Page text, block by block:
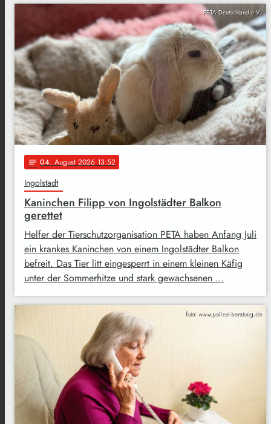
PETA Deutschland e.V.
notes 04. August 2026 13:52
Ingolstadt
Kaninchen Filipp von Ingolstädter Balkon
gerettet
Helfer der Tierschutzorganisation PETA haben Anfang Juli
ein krankes Kaninchen von einem Ingolstädter Balkon
befreit. Das Tier litt eingesperrt in einem kleinen Käfig
unter der Sommerhitze und stark gewachsenen …
foto: www.polizei-beratung.de